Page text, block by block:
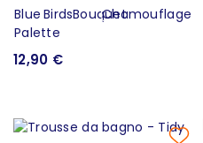
12,90 €